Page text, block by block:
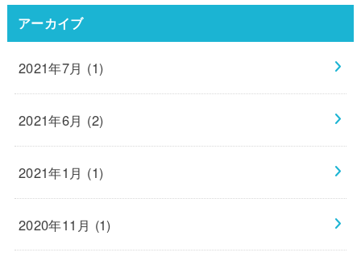
アーカイブ
2021年7月 (1)
2021年6月 (2)
2021年1月 (1)
2020年11月 (1)